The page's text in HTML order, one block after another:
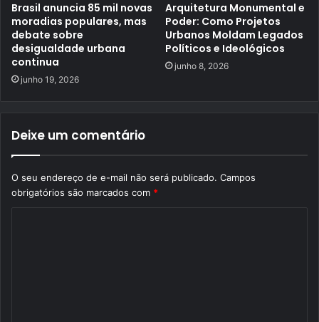
Brasil anuncia 85 mil novas
moradias populares, mas
debate sobre
desigualdade urbana
continua
junho 19, 2026
Arquitetura Monumental e
Poder: Como Projetos
Urbanos Moldam Legados
Políticos e Ideológicos
junho 8, 2026
Deixe um comentário
O seu endereço de e-mail não será publicado. Campos
obrigatórios são marcados com *